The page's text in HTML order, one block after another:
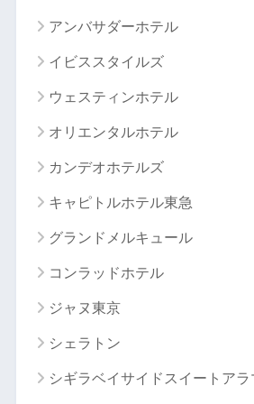
アンバサダーホテル
イビススタイルズ
ウェスティンホテル
オリエンタルホテル
カンデオホテルズ
キャピトルホテル東急
グランドメルキュール
コンラッドホテル
ジャヌ東京
シェラトン
シギラベイサイドスイートアラ